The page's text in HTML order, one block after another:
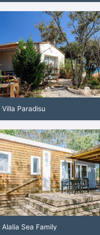
Villa Paradisu
Alalia Sea Family